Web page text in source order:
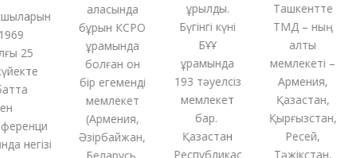
25
негізі
қаласында
бұрын КСРО
құрамында
болғанон
бір егеменді
мемлекет
Армения,
Әзірбайжан,
құрылды.
Бүгінгі күні
БҰҰ
құрамында
193 тәуелсіз
мемлекет
бар.
Қазақстан
Республикас
Ташкентте
ТМД – ның
алты
мемлекеті –
Армения,
Қазақстан,
Қырғызстан,
Ресей,
Тәжікстан,